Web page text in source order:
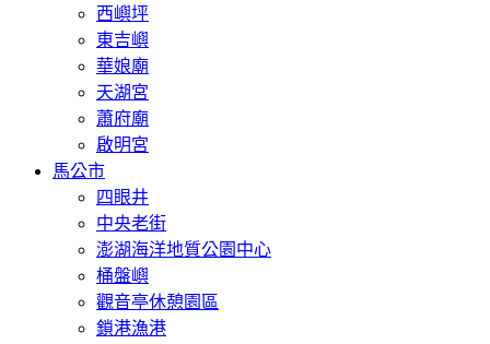
西嶼坪
東吉嶼
華娘廟
天湖宮
蕭府廟
啟明宮
馬公市
四眼井
中央老街
澎湖海洋地質公園中心
桶盤嶼
觀音亭休憩園區
鎖港漁港